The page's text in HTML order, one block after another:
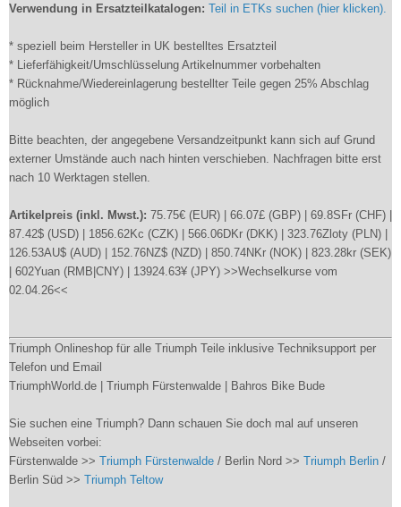
Verwendung in Ersatzteilkatalogen: Teil in ETKs suchen (hier klicken).
* speziell beim Hersteller in UK bestelltes Ersatzteil
* Lieferfähigkeit/Umschlüsselung Artikelnummer vorbehalten
* Rücknahme/Wiedereinlagerung bestellter Teile gegen 25% Abschlag
möglich
Bitte beachten, der angegebene Versandzeitpunkt kann sich auf Grund
externer Umstände auch nach hinten verschieben. Nachfragen bitte erst
nach 10 Werktagen stellen.
Artikelpreis (inkl. Mwst.): 75.75€ (EUR) | 66.07£ (GBP) | 69.8SFr (CHF) |
87.42$ (USD) | 1856.62Kc (CZK) | 566.06DKr (DKK) | 323.76Zloty (PLN) |
126.53AU$ (AUD) | 152.76NZ$ (NZD) | 850.74NKr (NOK) | 823.28kr (SEK)
| 602Yuan (RMB|CNY) | 13924.63¥ (JPY) >>Wechselkurse vom
02.04.26<<
Triumph Onlineshop für alle Triumph Teile inklusive Techniksupport per
Telefon und Email
TriumphWorld.de | Triumph Fürstenwalde | Bahros Bike Bude
Sie suchen eine Triumph? Dann schauen Sie doch mal auf unseren
Webseiten vorbei:
Fürstenwalde >> Triumph Fürstenwalde / Berlin Nord >> Triumph Berlin /
Berlin Süd >> Triumph Teltow